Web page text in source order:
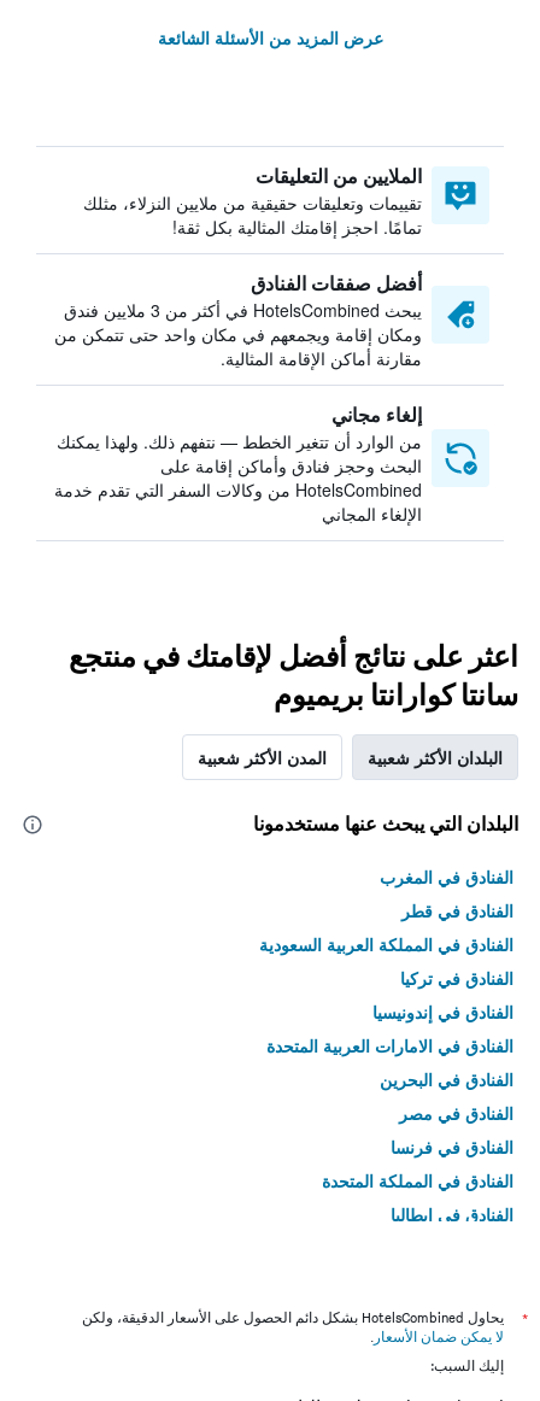
عرض المزيد من الأسئلة الشائعة
الملايين من التعليقات
تقييمات وتعليقات حقيقية من ملايين النزلاء، مثلك
تمامًا. احجز إقامتك المثالية بكل ثقة!
أفضل صفقات الفنادق
يبحث HotelsCombined في أكثر من 3 ملايين فندق
ومكان إقامة ويجمعهم في مكان واحد حتى تتمكن من
مقارنة أماكن الإقامة المثالية.
إلغاء مجاني
من الوارد أن تتغير الخطط — نتفهم ذلك. ولهذا يمكنك
البحث وحجز فنادق وأماكن إقامة على
HotelsCombined من وكالات السفر التي تقدم خدمة
الإلغاء المجاني
اعثر على نتائج أفضل لإقامتك في منتجع
سانتا كوارانتا بريميوم
البلدان الأكثر شعبية المدن الأكثر شعبية
البلدان التي يبحث عنها مستخدمونا
الفنادق في المغرب
الفنادق في قطر
الفنادق في المملكة العربية السعودية
الفنادق في تركيا
الفنادق في إندونيسيا
الفنادق في الامارات العربية المتحدة
الفنادق في البحرين
الفنادق في مصر
الفنادق في فرنسا
الفنادق في المملكة المتحدة
الفنادق في إيطاليا
*
يحاول HotelsCombined بشكل دائم الحصول على الأسعار الدقيقة، ولكن
لا يمكن ضمان الأسعار .
إليك السبب: